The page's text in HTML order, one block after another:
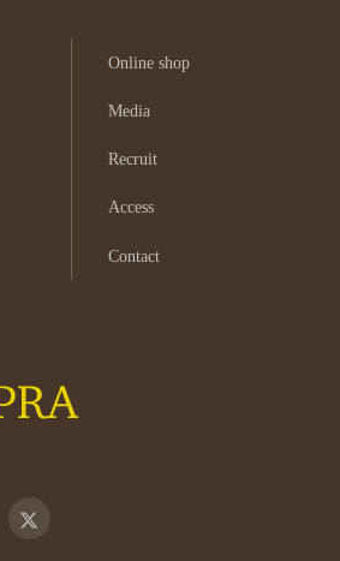
Online shop
Media
Recruit
Access
Contact